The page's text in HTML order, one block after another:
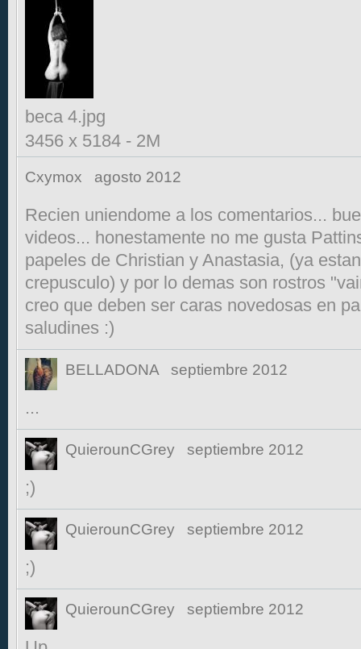
beca 4.jpg
3456 x 5184 - 2M
Cxymox agosto 2012
Recien uniendome a los comentarios...
videos... honestamente no me gusta
papeles de Christian y Anastasia, (ya
crepusculo) y por lo demas son rostros
creo que deben ser caras novedosas en
saludines :)
BELLADONA septiembre 2012
...
QuierounCGrey septiembre 2012
;)
QuierounCGrey septiembre 2012
;)
QuierounCGrey septiembre 2012